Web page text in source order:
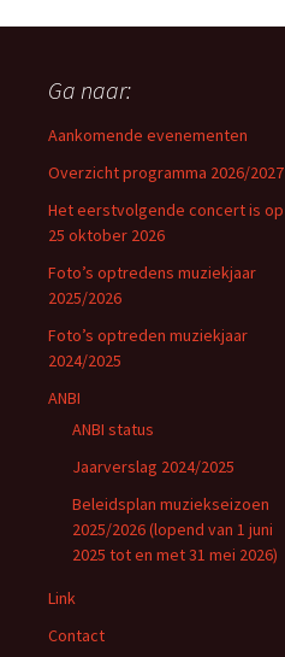
Ga naar:
Aankomende evenementen
Overzicht programma 2026/2027
Het eerstvolgende concert is op
25 oktober 2026
Foto’s optredens muziekjaar
2025/2026
Foto’s optreden muziekjaar
2024/2025
ANBI
ANBI status
Jaarverslag 2024/2025
Beleidsplan muziekseizoen
2025/2026 (lopend van 1 juni
2025 tot en met 31 mei 2026)
Link
Contact